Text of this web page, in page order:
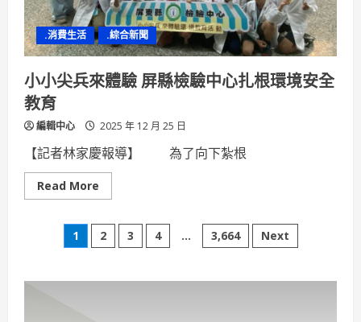
明
年
增
購
4
台
.消費生活 .綜合新聞
小小尖兵來體驗 屏縣檢驗中心扎根環境安全
教育
編輯中心 2025 年 12 月 25 日
【記者林家慶報導】 為了向下紮根
Read More
more
小
尖
兵
驗
文
章
1 2 3 4 ... 3,664 Next